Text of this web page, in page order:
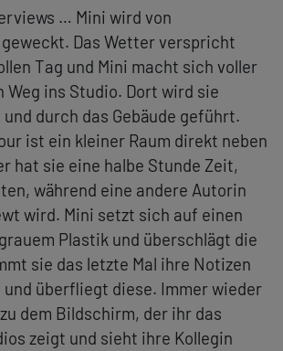
… Mini wird von
Das Wetter verspricht
Tag und Mini macht sich voller
Weg ins Studio. Dort wird sie
durch das Gebäude geführt.
ist ein kleiner Raum direkt neben
hat sie eine halbe Stunde Zeit,
während eine andere Autorin
wird. Mini setzt sich auf einen
Plastik und überschlägt die
sie das letzte Mal ihre Notizen
und überfliegt diese. Immer wieder
dem Bildschirm, der ihr das
zeigt und sieht ihre Kollegin